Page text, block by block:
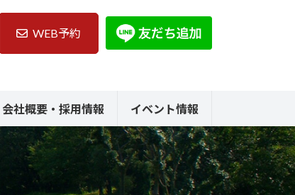
WEB予約
会社概要・採用情報 イベント情報